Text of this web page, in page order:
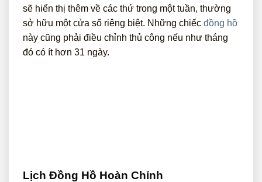
sẽ hiển thị thêm về các thứ trong một tuần, thường
sở hữu một cửa sổ riêng biệt. Những chiếc đồng hồ
này cũng phải điều chỉnh thủ công nếu như tháng
đó có ít hơn 31 ngày.
Lịch Đồng Hồ Hoàn Chỉnh